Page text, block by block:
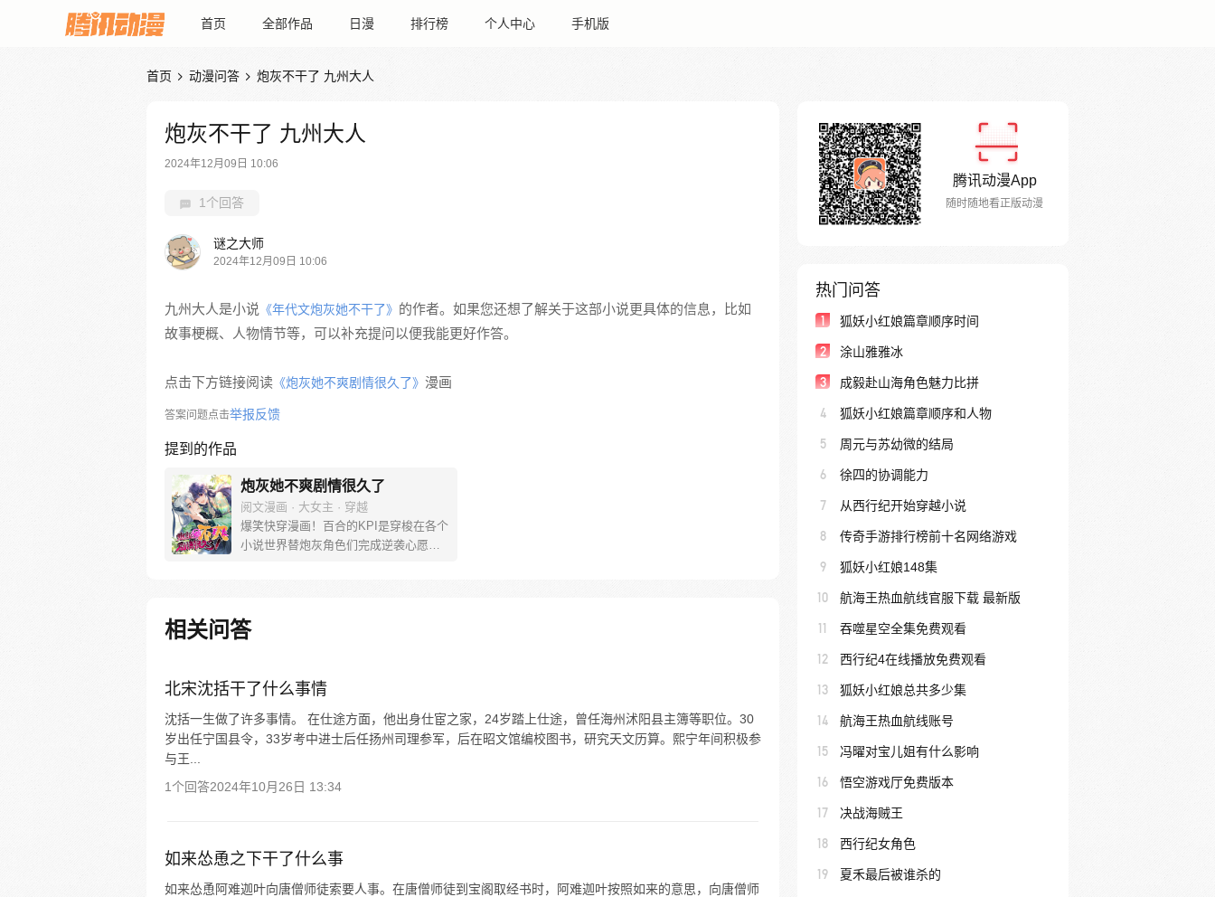
首页 全部作品 日漫 排行榜 个人中心 手机版
首页  动漫问答  炮灰不干了 九州大人
炮灰不干了 九州大人
2024年12月09日 10:06
1个回答
谜之大师
2024年12月09日 10:06
九州大人是小说 《年代文炮灰她不干了》 的作者。如果您还想了解关于这部小说更具体的信息，比如
故事梗概、人物情节等，可以补充提问以便我能更好作答。
点击下方链接阅读 《炮灰她不爽剧情很久了》 漫画
答案问题点击举报反馈
提到的作品
炮灰她不爽剧情很久了
阅文漫画 · 大女主 · 穿越
爆笑快穿漫画！百合的KPI是穿梭在各个
小说世界替炮灰角色们完成逆袭心愿，
相关问答
北宋沈括干了什么事情
沈括一生做了许多事情。 在仕途方面，他出身仕宦之家，24岁踏上仕途，曾任海州沭阳县主簿等职位。30
岁出任宁国县令，33岁考中进士后任扬州司理参军，后在昭文馆编校图书，研究天文历算。熙宁年间积极参
与王...
1个回答2024年10月26日 13:34
如来怂恿之下干了什么事
如来怂恿阿难迦叶向唐僧师徒索要人事。在唐僧师徒到宝阁取经书时，阿难迦叶按照如来的意思，向唐僧师
腾讯动漫App
随时随地看正版动漫
热门问答
1 狐妖小红娘篇章顺序时间
2 涂山雅雅冰
3 成毅赴山海角色魅力比拼
4 狐妖小红娘篇章顺序和人物
5 周元与苏幼微的结局
6 徐四的协调能力
7 从西行纪开始穿越小说
8 传奇手游排行榜前十名网络游戏
9 狐妖小红娘148集
10 航海王热血航线官服下载 最新版
11 吞噬星空全集免费观看
12 西行纪4在线播放免费观看
13 狐妖小红娘总共多少集
14 航海王热血航线账号
15 冯曜对宝儿姐有什么影响
16 悟空游戏厅免费版本
17 决战海贼王
18 西行纪女角色
19 夏禾最后被谁杀的